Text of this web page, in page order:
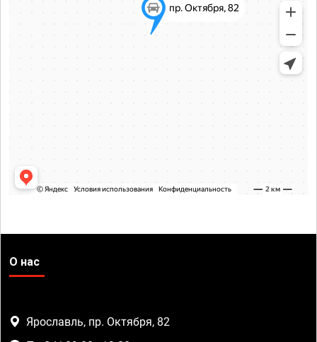
О нас
Ярославль, пр. Октября, 82